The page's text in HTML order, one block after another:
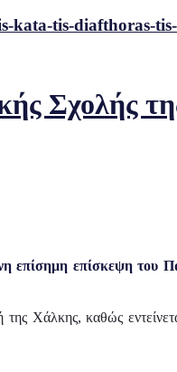
kata-tis-diafthoras-
Σχολής
επίσημη επίσκεψη του
Χάλκης, καθώς